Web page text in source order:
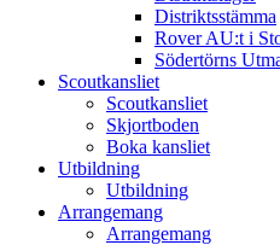
Distriktsstämma
Rover AU:t i
Södertörns
Scoutkansliet
Scoutkansliet
Skjortboden
Boka kansliet
Utbildning
Utbildning
Arrangemang
Arrangemang